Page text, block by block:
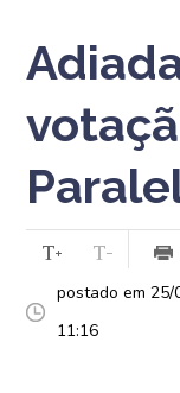
postado em
11:16